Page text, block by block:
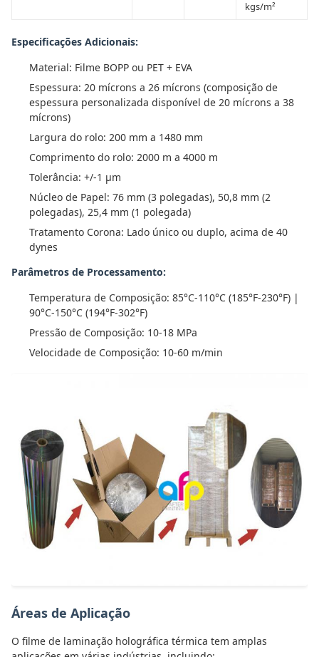
kgs/m²
Especificações Adicionais:
Material: Filme BOPP ou PET + EVA
Espessura: 20 mícrons a 26 mícrons (composição de
espessura personalizada disponível de 20 mícrons a 38
mícrons)
Largura do rolo: 200 mm a 1480 mm
Comprimento do rolo: 2000 m a 4000 m
Tolerância: +/-1 µm
Núcleo de Papel: 76 mm (3 polegadas), 50,8 mm (2
polegadas), 25,4 mm (1 polegada)
Tratamento Corona: Lado único ou duplo, acima de 40
dynes
Parâmetros de Processamento:
Temperatura de Composição: 85°C-110°C (185°F-230°F) |
90°C-150°C (194°F-302°F)
Pressão de Composição: 10-18 MPa
Velocidade de Composição: 10-60 m/min
Áreas de Aplicação
O filme de laminação holográfica térmica tem amplas